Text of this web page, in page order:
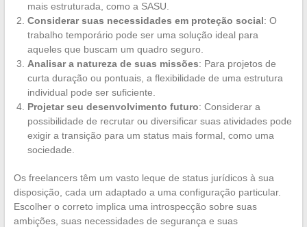
mais estruturada, como a SASU.
Considerar suas necessidades em proteção social: O
trabalho temporário pode ser uma solução ideal para
aqueles que buscam um quadro seguro.
Analisar a natureza de suas missões: Para projetos de
curta duração ou pontuais, a flexibilidade de uma estrutura
individual pode ser suficiente.
Projetar seu desenvolvimento futuro: Considerar a
possibilidade de recrutar ou diversificar suas atividades pode
exigir a transição para um status mais formal, como uma
sociedade.
Os freelancers têm um vasto leque de status jurídicos à sua
disposição, cada um adaptado a uma configuração particular.
Escolher o correto implica uma introspecção sobre suas
ambições, suas necessidades de segurança e suas